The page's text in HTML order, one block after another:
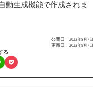
動生成機能で作成されま
公開日： 2023年8月7日
更新日： 2023年8月7日
る